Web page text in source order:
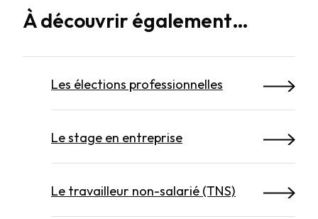
À découvrir également…
Les élections professionnelles
Le stage en entreprise
Le travailleur non-salarié (TNS)